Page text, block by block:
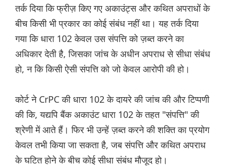
तर्क दिया कि फ्रीज़ किए गए अकाउंट्स और कथित अपराधों के
बीच किसी भी प्रकार का कोई संबंध नहीं था। यह तर्क दिया
गया कि धारा 102 केवल उस संपत्ति को ज़ब्त करने का
अधिकार देती है, जिसका जांच के अधीन अपराध से सीधा संबंध
हो, न कि किसी ऐसी संपत्ति को जो केवल आरोपी की हो।
कोर्ट ने CrPC की धारा 102 के दायरे की जांच की और टिप्पणी
की कि, यद्यपि बैंक अकाउंट धारा 102 के तहत "संपत्ति" की
श्रेणी में आते हैं। फिर भी उन्हें ज़ब्त करने की शक्ति का प्रयोग
केवल तभी किया जा सकता है, जब संपत्ति और कथित अपराध
के घटित होने के बीच कोई सीधा संबंध मौजूद हो।